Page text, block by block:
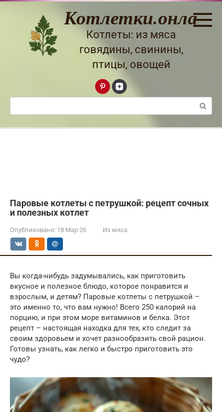
Перейти
Котлетки.онлайн
Котлеты: из мяса
говядины, свинины,
птицы, овощей
Поиск:
Паровые котлеты с петрушкой: рецепт сочных
и полезных котлет
Опубликовано: 18 Мар 26 Из мяса
Вы когда-нибудь задумывались, как приготовить
вкусное и полезное блюдо, которое понравится и
взрослым, и детям? Паровые котлеты с петрушкой –
это именно то, что вам нужно! Всего 250 калорий на
порцию, и при этом море витаминов и белка. Этот
рецепт – настоящая находка для тех, кто следит за
своим здоровьем и хочет разнообразить свой рацион.
Готовы узнать, как легко и быстро приготовить это
чудо?